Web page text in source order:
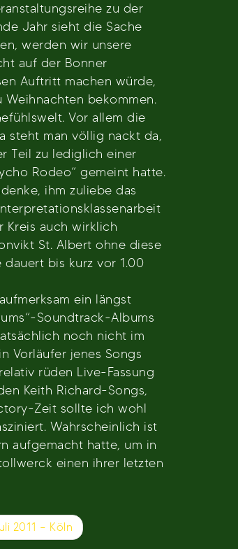
zu der
Jahr sieht die Sache
werden wir unsere
auf der Bonner
Auftritt machen würde,
bekommen.
Vor allem die
steht man völlig nackt da,
Teil zu lediglich einer
Rodeo“ gemeint hatte.
ihm zuliebe das
Kreis auch wirklich
St. Albert ohne diese
bis kurz vor 1.00
ein längst
Soundtrack-Albums
noch nicht im
Vorläufer jenes Songs
rüden Live-Fassung
Keith Richard-Songs,
Zeit sollte ich wohl
Wahrscheinlich ist
aufgemacht hatte, um in
einen ihrer letzten
2011 – Köln